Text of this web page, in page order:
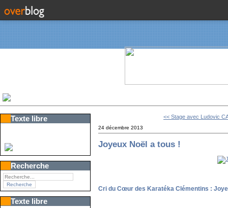
Texte libre
Recherche
Texte libre
<< Stage avec Ludovic
24 décembre 2013
Joyeux Noël a tous !
Cri du Cœur des Karatéka Clémentins :